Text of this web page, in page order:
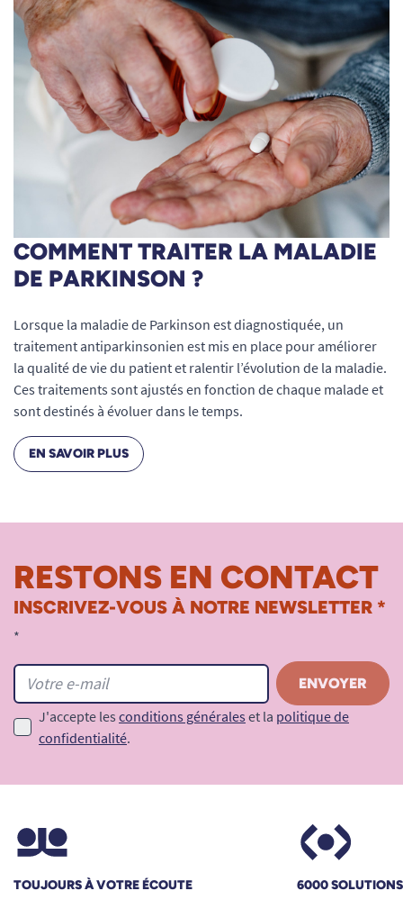
COMMENT TRAITER LA MALADIE
DE PARKINSON ?
Lorsque la maladie de Parkinson est diagnostiquée, un
traitement antiparkinsonien est mis en place pour améliorer
la qualité de vie du patient et ralentir l’évolution de la maladie.
Ces traitements sont ajustés en fonction de chaque malade et
sont destinés à évoluer dans le temps.
EN SAVOIR PLUS
RESTONS EN CONTACT
INSCRIVEZ-VOUS À NOTRE NEWSLETTER *
*
J'accepte les conditions générales et la politique de
confidentialité.
TOUJOURS À VOTRE ÉCOUTE 6000